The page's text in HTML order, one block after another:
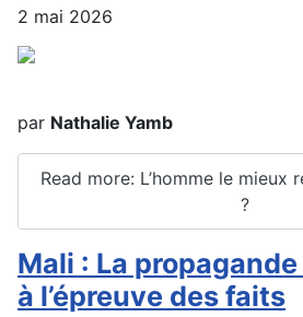
2 mai 2026
par Nathalie Yamb
Read more: L’homme le mieux
?
Mali : La
à l’épreuve des faits